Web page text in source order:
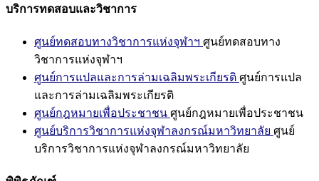
บริการทดสอบและวิชาการ
ศูนย์ทดสอบทางวิชาการแห่งจุฬาฯ ศูนย์ทดสอบทาง
วิชาการแห่งจุฬาฯ
ศูนย์การแปลและการล่ามเฉลิมพระเกียรติ ศูนย์การแปล
และการล่ามเฉลิมพระเกียรติ
ศูนย์กฎหมายเพื่อประชาชน ศูนย์กฎหมายเพื่อประชาชน
ศูนย์บริการวิชาการแห่งจุฬาลงกรณ์มหาวิทยาลัย ศูนย์
บริการวิชาการแห่งจุฬาลงกรณ์มหาวิทยาลัย